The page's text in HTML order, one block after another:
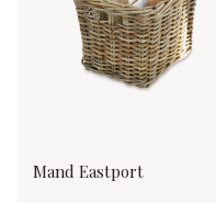
Mand Eastport